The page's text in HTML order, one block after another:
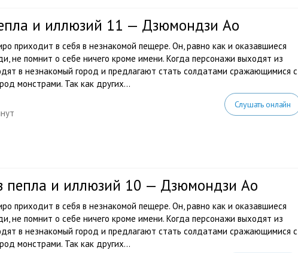
и иллюзий 11 — Дзюмондзи Ао
приходит в себя в незнакомой пещере. Он, равно как и оказавшиеся
не помнит о себе ничего кроме имени. Когда персонажи выходят из
в незнакомый город и предлагают стать солдатами сражающимися с
монстрами. Так как других...
Слушать онлайн
пепла и иллюзий 10 — Дзюмондзи Ао
приходит в себя в незнакомой пещере. Он, равно как и оказавшиеся
не помнит о себе ничего кроме имени. Когда персонажи выходят из
в незнакомый город и предлагают стать солдатами сражающимися с
монстрами. Так как других...